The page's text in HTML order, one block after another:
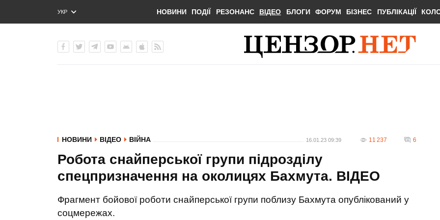
УКР
ENG
НОВИНИ ПОДІЇ РЕЗОНАНС ВІДЕО БЛОГИ ФОРУМ БІЗНЕС ПУБЛІКАЦІЇ
НОВИНИ ВІДЕО ВІЙНА 16.01.23 09:39 11 237 6
Робота снайперської групи підрозділу
спецпризначення на околицях Бахмута. ВIДЕО
Фрагмент бойової роботи снайперської групи поблизу Бахмута опублікований у
соцмережах.